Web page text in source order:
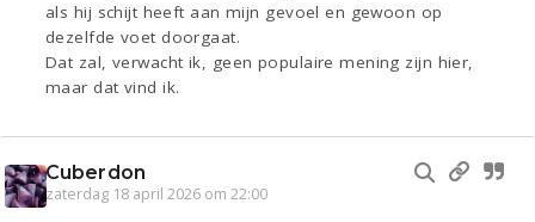
als hij schijt heeft aan mijn gevoel en gewoon op
dezelfde voet doorgaat.
Dat zal, verwacht ik, geen populaire mening zijn hier,
maar dat vind ik.
Cuberdon
zaterdag 18 april 2026 om 22:00